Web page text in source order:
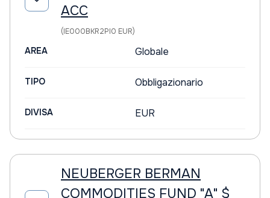
ACC
(IE000BKR2PI0 EUR)
AREA Globale
TIPO Obbligazionario
DIVISA EUR
NEUBERGER BERMAN
COMMODITIES FUND "A" $